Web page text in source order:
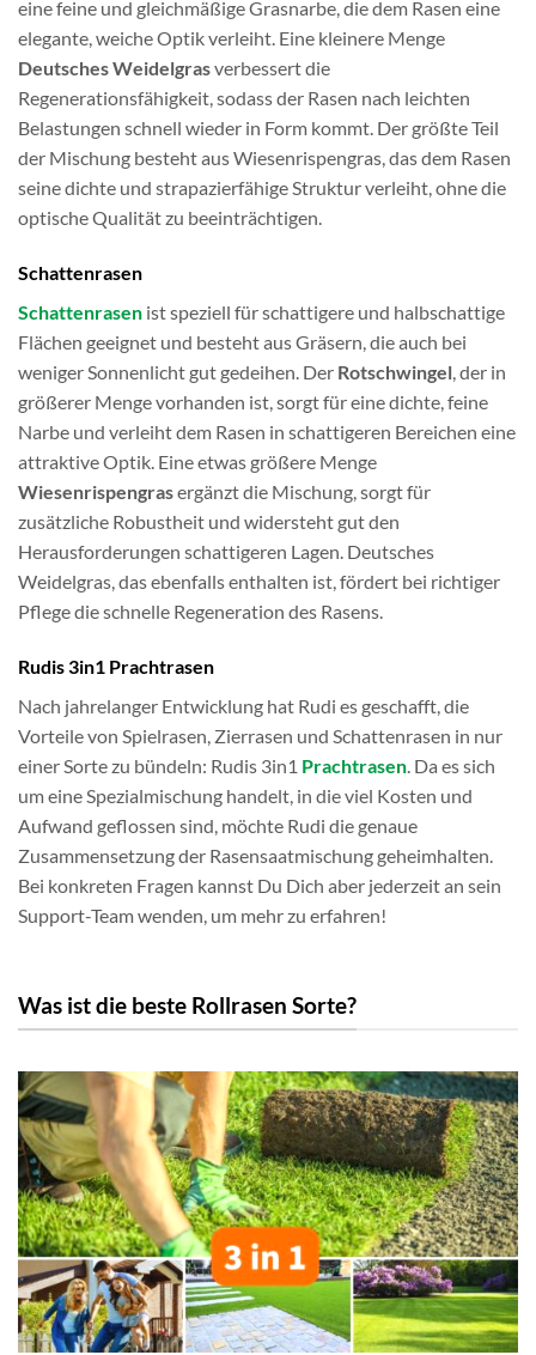
eine feine und gleichmäßige Grasnarbe, die dem Rasen eine
elegante, weiche Optik verleiht. Eine kleinere Menge
Deutsches Weidelgrasverbessert die
Regenerationsfähigkeit, sodass der Rasen nach leichten
Belastungen schnell wieder in Form kommt. Der größte Teil
der Mischung besteht aus Wiesenrispengras, das dem Rasen
seine dichte und strapazierfähige Struktur verleiht, ohne die
optische Qualität zu beeinträchtigen.
Schattenrasen
Schattenrasen ist speziell für schattigere und halbschattige
Flächen geeignet und besteht aus Gräsern, die auch bei
weniger Sonnenlicht gut gedeihen. Der Rotschwingel, der in
größerer Menge vorhanden ist, sorgt für eine dichte, feine
Narbe und verleiht dem Rasen in schattigeren Bereichen eine
attraktive Optik. Eine etwas größere Menge
Wiesenrispengrasergänzt die Mischung, sorgt für
zusätzliche Robustheit und widersteht gut den
Herausforderungen schattigeren Lagen. Deutsches
Weidelgras, das ebenfalls enthalten ist, fördert bei richtiger
Pflege die schnelle Regeneration des Rasens.
Rudis 3in1 Prachtrasen
Nach jahrelanger Entwicklung hat Rudi es geschafft, die
Vorteile von Spielrasen, Zierrasen und Schattenrasen in nur
einer Sorte zu bündeln: Rudis 3in1 Prachtrasen . Da es sich
um eine Spezialmischung handelt, in die viel Kosten und
Aufwand geflossen sind, möchte Rudi die genaue
Zusammensetzung der Rasensaatmischung geheimhalten.
Bei konkreten Fragen kannst Du Dich aber jederzeit an sein
Support-Team wenden, um mehr zu erfahren!
Was ist die beste Rollrasen Sorte?